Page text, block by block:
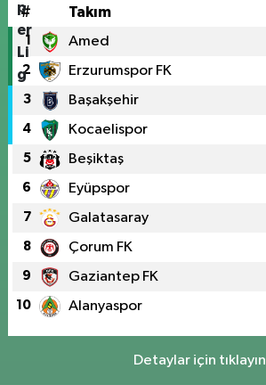
# Takım
1 Amed
2 Erzurumspor FK
3 Başakşehir
4 Kocaelispor
5 Beşiktaş
6 Eyüpspor
7 Galatasaray
8 Çorum FK
9 Gaziantep FK
10 Alanyaspor
Detaylar için tıklayın